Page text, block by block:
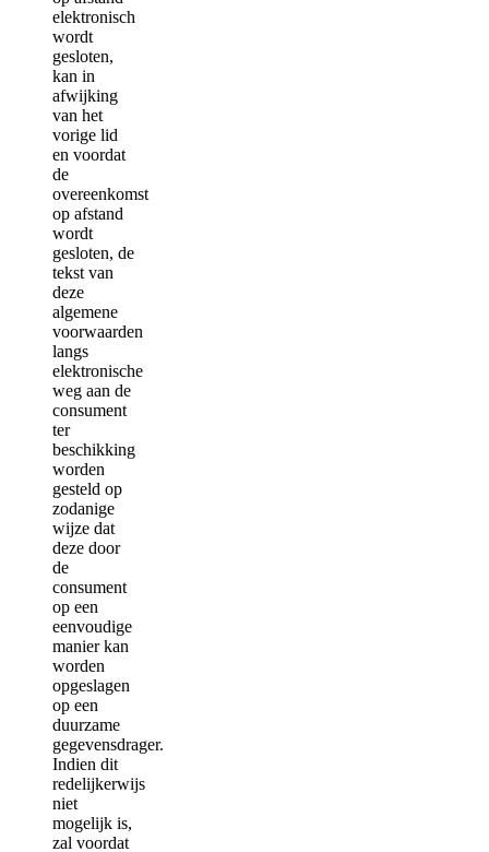
elektronisch
wordt
gesloten,
kan in
afwijking
van het
vorige lid
en voordat
de
overeenkomst
op afstand
wordt
gesloten, de
tekst van
deze
algemene
voorwaarden
langs
elektronische
weg aan de
consument
ter
beschikking
worden
gesteld op
zodanige
wijze dat
deze door
de
consument
op een
eenvoudige
manier kan
worden
opgeslagen
op een
duurzame
gegevensdrager.
Indien dit
redelijkerwijs
niet
mogelijk is,
zal voordat